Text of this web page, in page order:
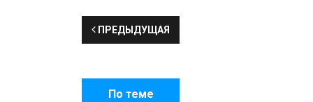
ПРЕДЫДУЩАЯ
По теме